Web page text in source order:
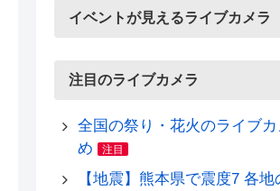
イベントが見えるライブカメラ
注目のライブカメラ
全国の祭り・花火のライブカ
め
注目
【地震】熊本県で震度7 各